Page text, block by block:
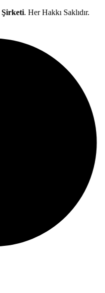
Şirketi. Her Hakkı Saklıdır.